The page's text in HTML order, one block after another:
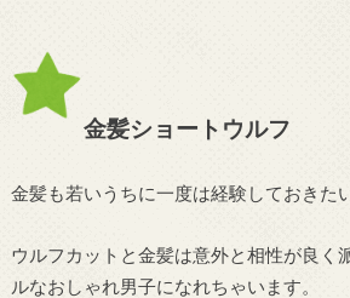
金髪ショートウルフ
金髪も若いうちに一度は経験しておきた
ウルフカットと金髪は意外と相性が良く
ルなおしゃれ男子になれちゃいます。